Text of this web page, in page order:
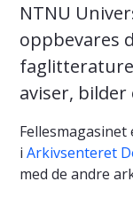
NTNU
oppbevares
aviser,
i Arkivsenteret
med de andre